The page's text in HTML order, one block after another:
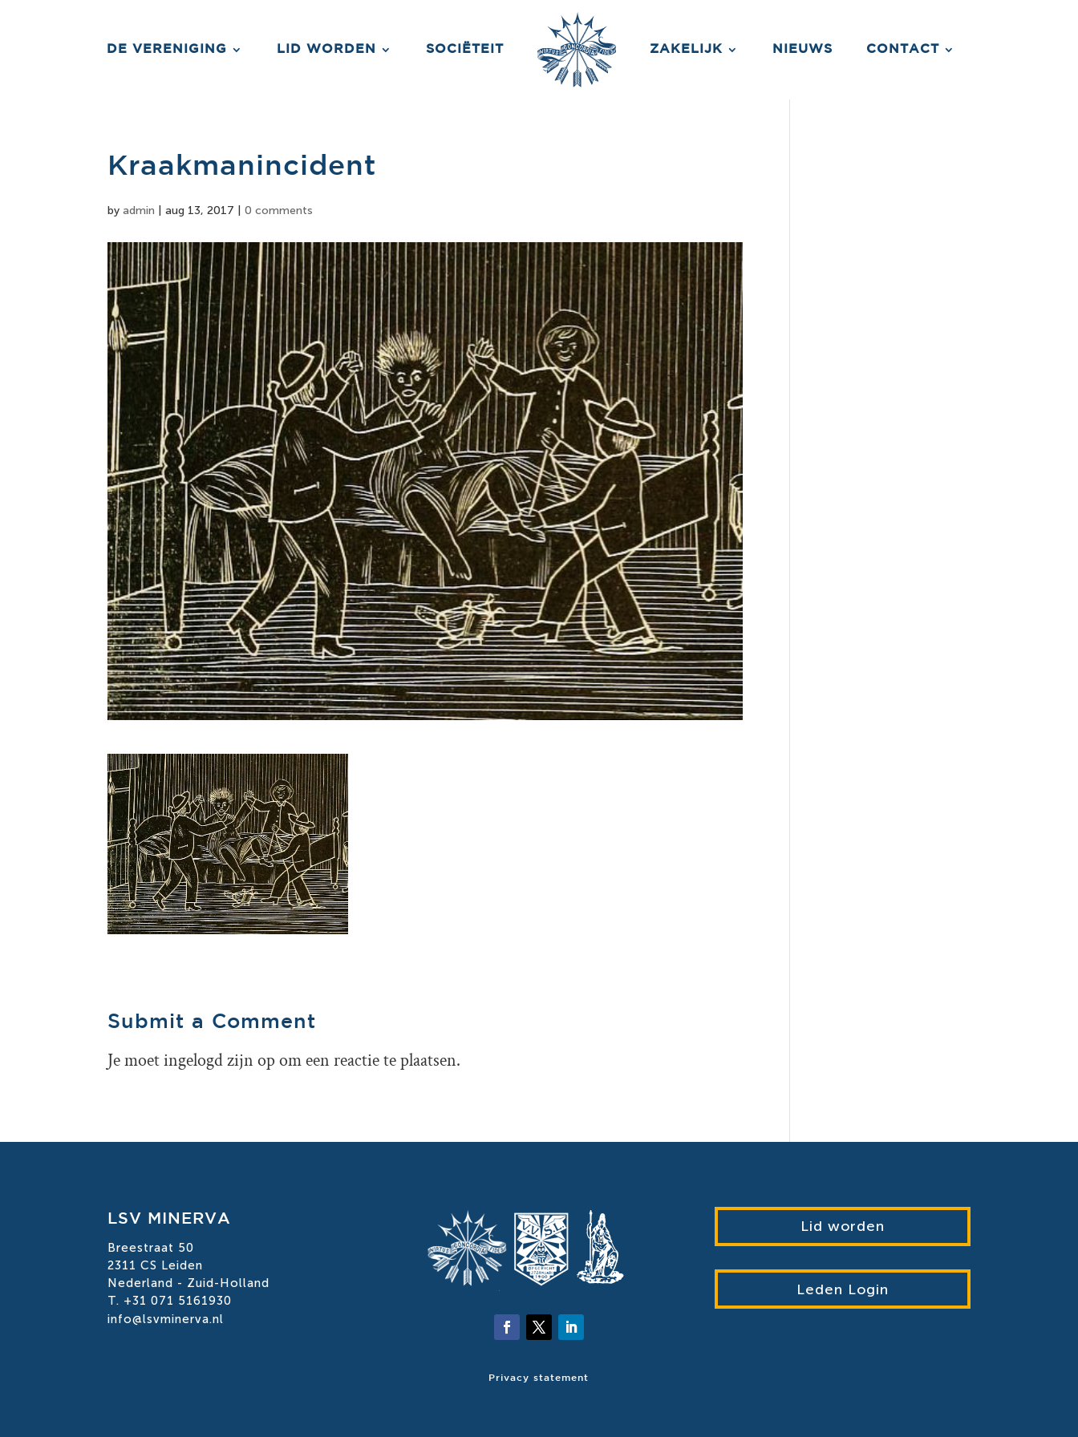
DE VERENIGING LID WORDEN SOCIËTEIT ZAKELIJK NIEUWS CONTACT
Kraakmanincident
byadmin |aug 13, 2017 |0 comments
Submit a Comment
Je moetingelogd zijn opom een reactie te plaatsen.
LSV MINERVA
Breestraat 50
2311 CS Leiden
Nederland - Zuid-Holland
T. +31 071 5161930
info@lsvminerva.nl
Privacy statement
Lid worden
Leden Login